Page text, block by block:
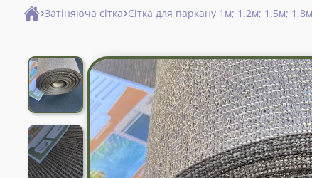
Затіняюча сітка Сітка для паркану 1м; 1.2м; 1.5м;